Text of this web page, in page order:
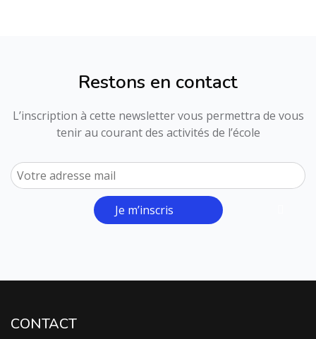
Restons en contact
L’inscription à cette newsletter vous permettra de vous
tenir au courant des activités de l’école
Je m’inscris
CONTACT